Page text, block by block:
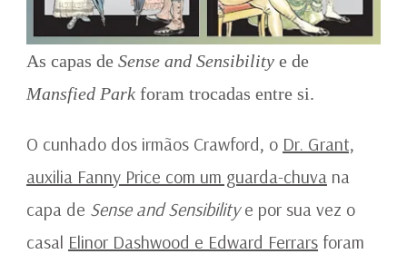
As capas de Sense and Sensibility e de
Mansfied Park foram trocadas entre si.
O cunhado dos irmãos Crawford, o Dr. Grant,
auxilia Fanny Price com um guarda-chuva na
capa de Sense and Sensibilitye por sua vez o
casal Elinor Dashwood e Edward Ferrars foram